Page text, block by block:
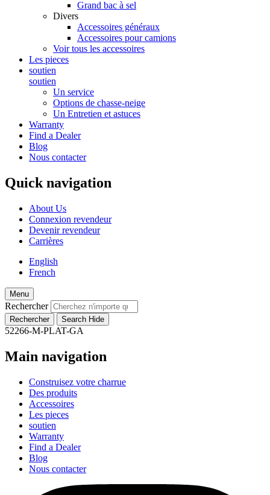
Grand bac à sel
Divers
Accessoires généraux
Accessoires pour camions
Voir tous les accessoires
Les pieces
soutien
soutien
Un service
Options de chasse-neige
Un Entretien et astuces
Warranty
Find a Dealer
Blog
Nous contacter
Quick navigation
About Us
Connexion revendeur
Devenir revendeur
Carrières
English
French
Menu
Rechercher
52266-M-PLAT-GA
Main navigation
Construisez votre charrue
Des produits
Accessoires
Les pieces
soutien
Warranty
Find a Dealer
Blog
Nous contacter